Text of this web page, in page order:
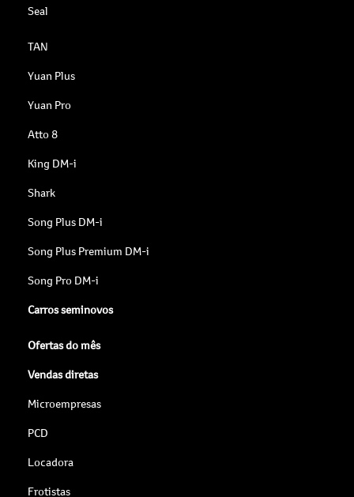
Seal
TAN
Yuan Plus
Yuan Pro
Atto 8
King DM-i
Shark
Song Plus DM-i
Song Plus Premium DM-i
Song Pro DM-i
Carros seminovos
Ofertas do mês
Vendas diretas
Microempresas
PCD
Locadora
Frotistas